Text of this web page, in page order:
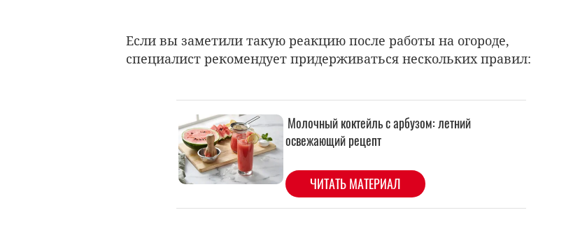
Если вы заметили такую реакцию после работы на огороде,
специалист рекомендует придерживаться нескольких правил: